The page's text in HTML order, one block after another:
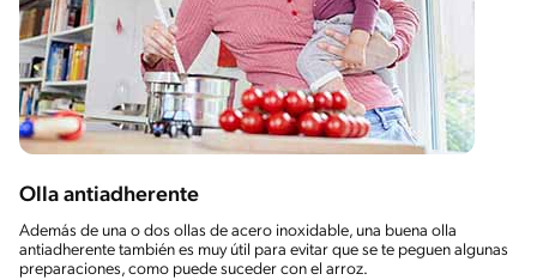
Olla antiadherente
Además de una o dos ollas de acero inoxidable, una buena olla
antiadherente también es muy útil para evitar que se te peguen algunas
preparaciones, como puede suceder con el arroz.